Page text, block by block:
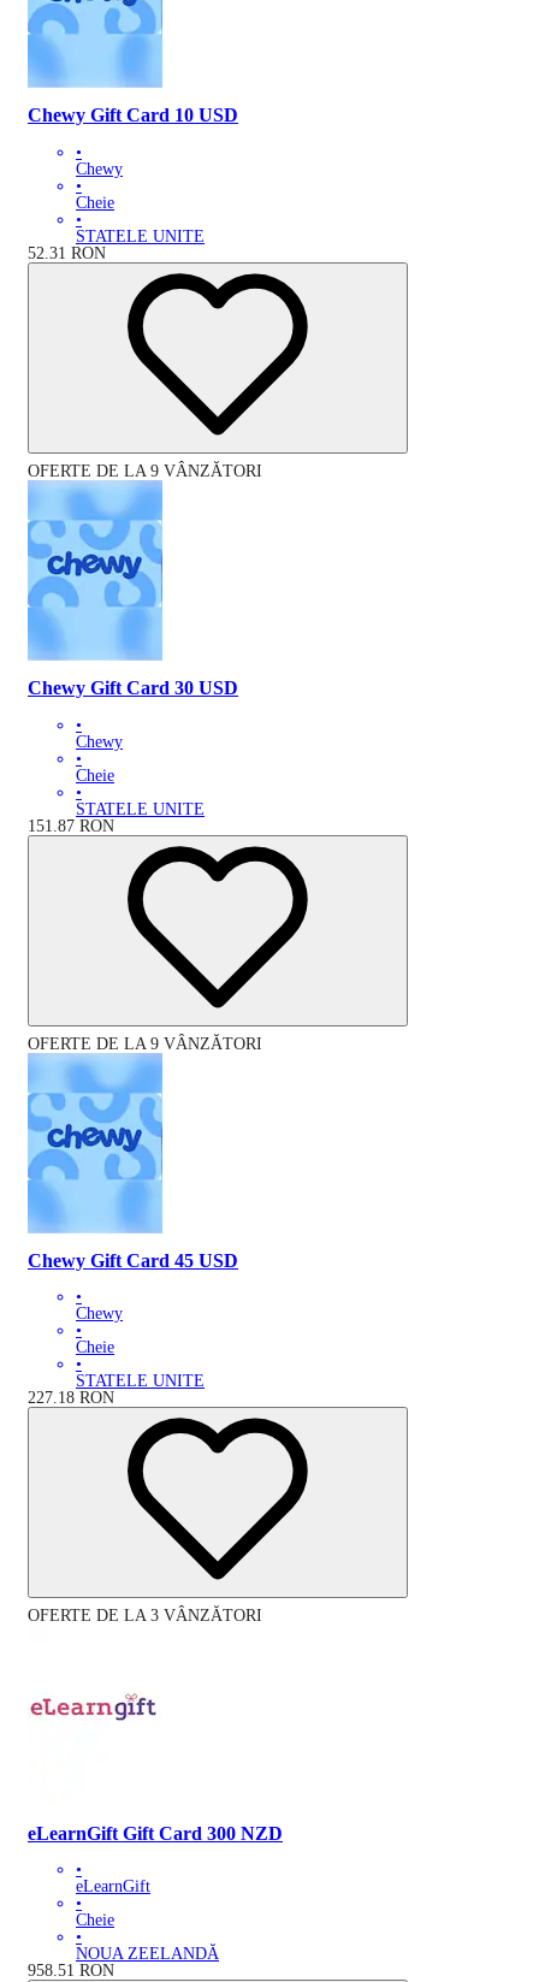
Chewy Gift Card 10 USD
•
Chewy
•
Cheie
•
STATELE UNITE
52.31 RON
OFERTE DE LA 9 VÂNZĂTORI
Chewy Gift Card 30 USD
•
Chewy
•
Cheie
•
STATELE UNITE
151.87 RON
OFERTE DE LA 9 VÂNZĂTORI
Chewy Gift Card 45 USD
•
Chewy
•
Cheie
•
STATELE UNITE
227.18 RON
OFERTE DE LA 3 VÂNZĂTORI
eLearnGift Gift Card 300 NZD
•
eLearnGift
•
Cheie
•
NOUA ZEELANDĂ
958.51 RON